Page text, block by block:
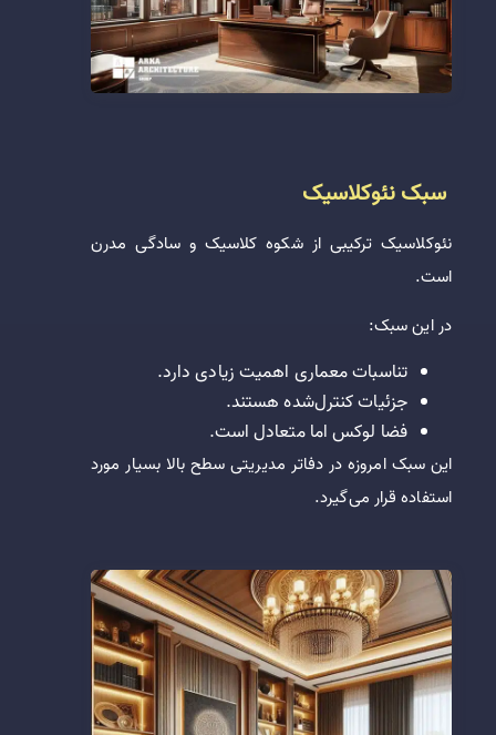
سبک نئوکلاسیک
نئوکلاسیک ترکیبی از شکوه کلاسیک و سادگی مدرن
است.
در این سبک:
تناسبات معماری اهمیت زیادی دارد.
جزئیات کنترل‌شده هستند.
فضا لوکس اما متعادل است.
این سبک امروزه در دفاتر مدیریتی سطح بالا بسیار مورد
استفاده قرار می‌گیرد.